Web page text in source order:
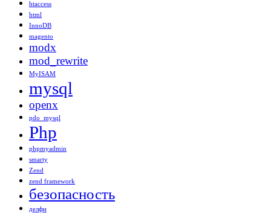
htaccess
html
InnoDB
magento
modx
mod_rewrite
MyISAM
mysql
openx
pdo_mysql
Php
phpmyadmin
smarty
Zend
zend framework
безопасность
делфи